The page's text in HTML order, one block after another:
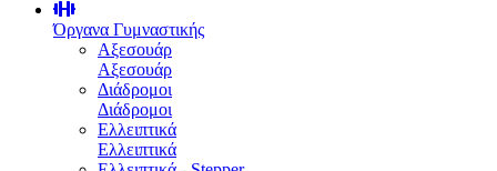
Όργανα Γυμναστικής
Αξεσουάρ
Αξεσουάρ
Διάδρομοι
Διάδρομοι
Ελλειπτικά
Ελλειπτικά